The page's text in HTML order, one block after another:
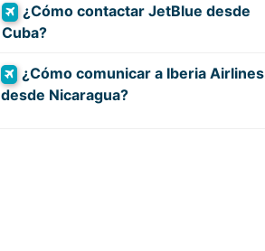
¿Cómo contactar JetBlue desde
Cuba?
¿Cómo comunicar a Iberia Airlines
desde Nicaragua?